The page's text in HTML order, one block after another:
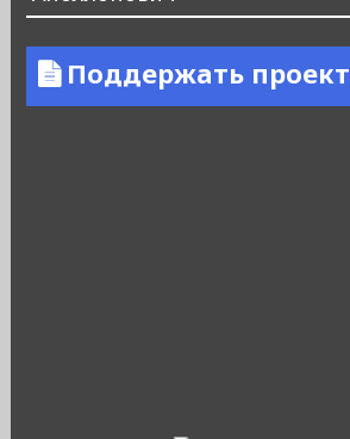
Поддержать проект